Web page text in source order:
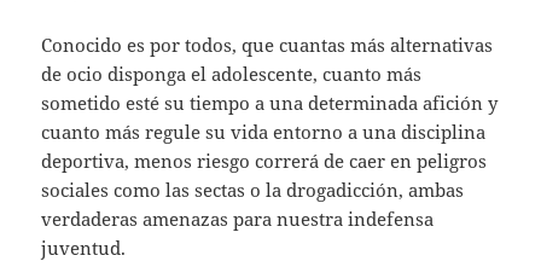
Conocido es por todos, que cuantas más alternativas
de ocio disponga el adolescente, cuanto más
sometido esté su tiempo a una determinada afición y
cuanto más regule su vida entorno a una disciplina
deportiva, menos riesgo correrá de caer en peligros
sociales como las sectas o la drogadicción, ambas
verdaderas amenazas para nuestra indefensa
juventud.